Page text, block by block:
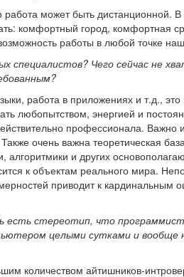
работа может быть дистанционной.
комфортный город, комфортная
работы в любой точке
специалистов? Чего сейчас не
работа в приложениях и т.д.,
любопытством, энергией и
профессионала. Важно
очень важна теоретическая
и других
к объектам реального мира.
приводит к кардинальным
есть стереотип, что
целыми сутками и вообще
количеством айтишников-